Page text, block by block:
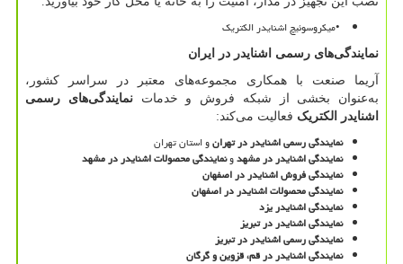
•میکروسوئیچ اشنایدر الکتریک
نمایندگی‌های رسمی اشنایدر در ایران
آریما صنعت با همکاری مجموعه‌های معتبر در سراسر کشور،
به‌عنوان بخشی از شبکه فروش و خدماتنمایندگی‌های رسمی
اشنایدر الکتریک فعالیت می‌کند:
نمایندگی رسمی اشنایدر در تهرانو استان تهران
نمایندگی اشنایدر در مشهدونمایندگی محصولات اشنایدر در مشهد
نمایندگی فروش اشنایدر در اصفهان
نمایندگی محصولات اشنایدر در اصفهان
نمایندگی اشنایدر یزد
نمایندگی اشنایدر در تبریز
نمایندگی رسمی اشنایدر در تبریز
نمایندگی اشنایدر در قم، قزوین و گرگان